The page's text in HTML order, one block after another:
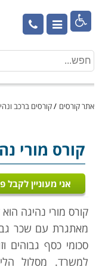

אתר קורסים /קורסים ברכב
קורס מורי
אני מעוניין לקבל
קורס מורי נהיגה
מאתגרת עם שכר
סכומי כסף גבוהים
למשרד. מסלול